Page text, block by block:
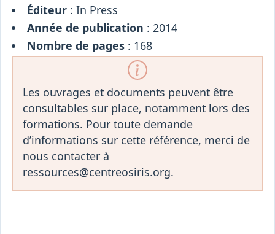
Éditeur: In Press
Année de publication : 2014
Nombre de pages: 168
Les ouvrages et documents peuvent être
consultables sur place, notamment lors des
formations. Pour toute demande
d’informations sur cette référence, merci de
nous contacter à
ressources@centreosiris.org.